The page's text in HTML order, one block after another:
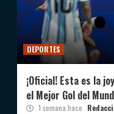
DEPORTES
¡Oficial! Esta es la
el Mejor Gol del
1 semana hace